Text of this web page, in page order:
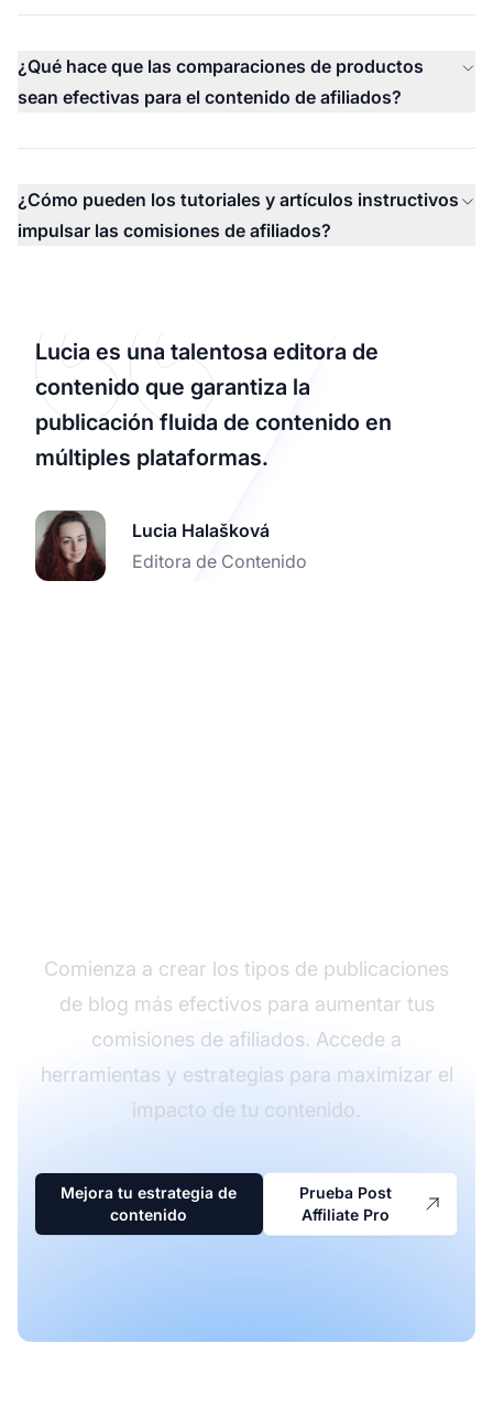
¿Qué hace que las comparaciones de productos
sean efectivas para el contenido de afiliados?
¿Cómo pueden los tutoriales y artículos instructivos
impulsar las comisiones de afiliados?
Lucia es una talentosa editora de
contenido que garantiza la
publicación fluida de contenido en
múltiples plataformas.
Lucia Halašková
Editora de Contenido
Comienza a crear los tipos de publicaciones
de blog más efectivos para aumentar tus
comisiones de afiliados. Accede a
herramientas y estrategias para maximizar el
impacto de tu contenido.
Mejora tu estrategia de
contenido
Prueba Post
Affiliate Pro